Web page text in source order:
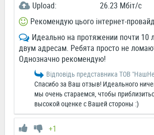
Upload:
26.23 Мбіт/c
Рекомендую цього інтернет-
Идеально на протяжении почти 10
двум адресам. Ребята просто не
Однозначно рекомендую!
Відповідь представника ТОВ
Спасибо за Ваш отзыв! Идеального
мы очень стараемся, чтобы
высокой оценке с Вашей стороны :)
+1